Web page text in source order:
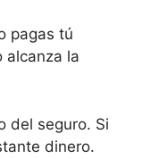
pagas tú
alcanza la
del seguro. Si
dinero.